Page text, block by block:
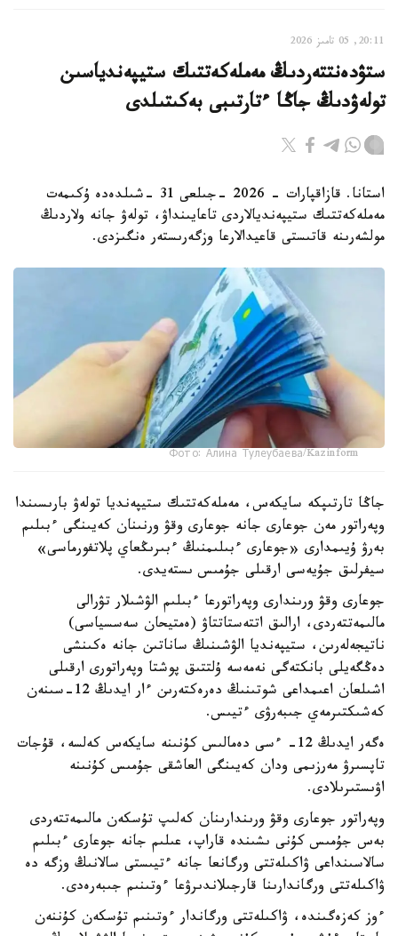
20:11, 05 تامىز 2026
ستۋدەنتتەردىڭ مەملەكەتتىك ستيپەندياسىن
تولەۋدىڭ جاڭا ءتارتىبى بەكىتىلدى
استانا. قازاقپارات - 2026 -جىلعى 31 -شىلدەدە ۇكىمەت
مەملەكەتتىك ستيپەنديالاردى تاعايىنداۋ، تولەۋ جانە ولاردىڭ
مولشەرىنە قاتىستى قاعيدالارعا وزگەرىستەر ەنگىزدى.
Фото: Алина Тулеубаева/Kazinform
جاڭا تارتىپكە سايكەس، مەملەكەتتىك ستيپەنديا تولەۋ بارىسىندا
وپەراتور مەن جوعارى جانە جوعارى وقۋ ورنىنان كەيىنگى ءبىلىم
بەرۋ ۇيىمدارى «جوعارى ءبىلىمنىڭ ءبىرىڭعاي پلاتفورماسى»
سيفرلىق جۇيەسى ارقىلى جۇمىس ىستەيدى.
جوعارى وقۋ ورىندارى وپەراتورعا ءبىلىم الۋشىلار تۋرالى
مالىمەتتەردى، ارالىق اتتەستاتتاۋ (ەمتيحان سەسسياسى)
ناتيجەلەرىن، ستيپەنديا الۋشىنىڭ ساناتىن جانە ەكىنشى
دەڭگەيلى بانكتەگى نەمەسە ۇلتتىق پوشتا وپەراتورى ارقىلى
اشىلعان اعىمداعى شوتىنىڭ دەرەكتەرىن ءار ايدىڭ 12-سىنەن
كەشىكتىرمەي جىبەرۋى ءتيىس.
ەگەر ايدىڭ 12- ءسى دەمالىس كۇنىنە سايكەس كەلسە، قۇجات
تاپسىرۋ مەرزىمى ودان كەيىنگى العاشقى جۇمىس كۇنىنە
اۋىستىرىلادى.
وپەراتور جوعارى وقۋ ورىندارىنان كەلىپ تۇسكەن مالىمەتتەردى
بەس جۇمىس كۇنى ىشىندە قاراپ، عىلىم جانە جوعارى ءبىلىم
سالاسىنداعى ۋاكىلەتتى ورگانعا جانە ءتيىستى سالانىڭ وزگە دە
ۋاكىلەتتى ورگاندارىنا قارجىلاندىرۋعا ءوتىنىم جىبەرەدى.
ءوز كەزەگىندە، ۋاكىلەتتى ورگاندار ءوتىنىم تۇسكەن كۇننەن